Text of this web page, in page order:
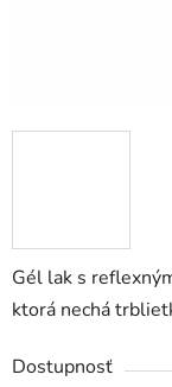
Gél lak s
ktorá nechá
Dostupnosť